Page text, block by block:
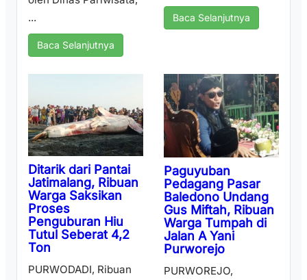
...
Baca Selanjutnya
Baca Selanjutnya
Ditarik dari Pantai
Jatimalang, Ribuan
Warga Saksikan
Proses
Penguburan Hiu
Tutul Seberat 4,2
Ton
PURWODADI, Ribuan
Paguyuban
Pedagang Pasar
Baledono Undang
Gus Miftah, Ribuan
Warga Tumpah di
Jalan A Yani
Purworejo
PURWOREJO,